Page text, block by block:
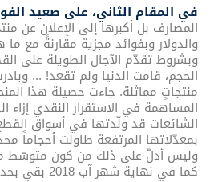
في المقام الثاني، على صعيد
المصارف بل أكبرها إلى الإعلان عن
والدولار وبفوائد مجزية مقارنةً مع
وبشروط تقدّم الآجال الطويلة على
الحجم، قامت الدنيا ولم تقعد! ...
منتجاتٍ مماثلة. جاءت حصيلة هذا
المساهمة في الاستقرار النقدي إزاء
الشائعات قد ولّدتها في أسواق
بمعدّلاتها المرتفعة طاولت أحجاماً
وليس أدلّ على ذلك من كون متوسّط